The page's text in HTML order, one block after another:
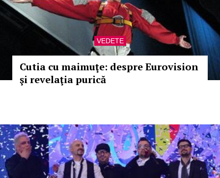
VEDETE
Cutia cu maimuţe: despre Eurovision
şi revelaţia purică